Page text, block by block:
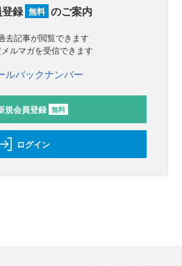
録 無料 のご案内
去記事が閲覧できます
メルマガを受信できます
ルバックナンバー
規会員登録 無料
ログイン